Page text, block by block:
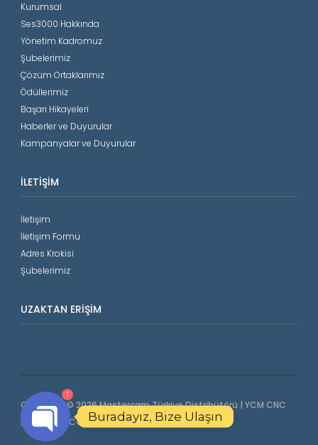
Kurumsal
Ses3000 Hakkında
Yönetim Kadromuz
Şubelerimiz
Çözüm Ortaklarımız
Ödüllerimiz
Başarı Hikayeleri
Haberler ve Duyurular
Kampanyalar ve Duyurular
İLETIŞIM
İletişim
İletişim Formu
Adres Krokisi
Şubelerimiz
UZAKTAN ERIŞIM
Copyright © 2026 Mastercam Türkiye Distribütörü | YCM CNC
Makinalar | COORD3 CMM. All Rights Reserved.
Buradayız, Bize Ulaşın
1